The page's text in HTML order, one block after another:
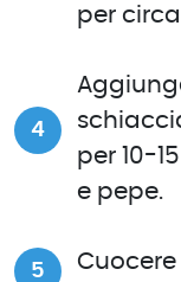
per
per 10-
e pepe.